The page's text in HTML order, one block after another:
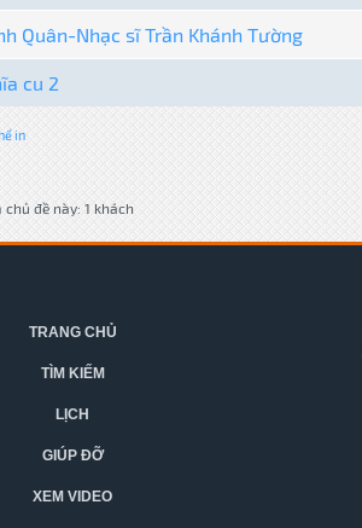
Quân-Nhạc sĩ Trần Khánh Tường
cu 2
in
đề này: 1 khách
TRANG CHỦ
TÌM KIẾM
LỊCH
GIÚP ĐỠ
XEM VIDEO